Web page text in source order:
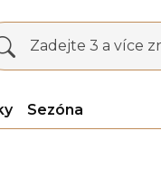
Zadejte 3 a více
Sezóna